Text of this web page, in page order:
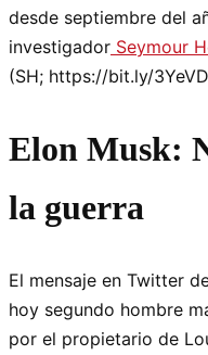
desde septiembre del
investigador Seymour
(SH; https://bit.ly/
Elon Musk:
la guerra
El mensaje en Twitter
hoy segundo hombre
por el propietario de